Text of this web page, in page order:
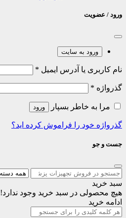
ورود / عضویت
ورود به سایت
نام کاربری یا آدرس ایمیل *
گذرواژه *
مرا به خاطر بسپار ورود
گذرواژه خود را فراموش کرده اید؟
جست و جو
سبد خرید
هیچ محصولی در سبد خرید وجود ندارد!
ادامه خرید